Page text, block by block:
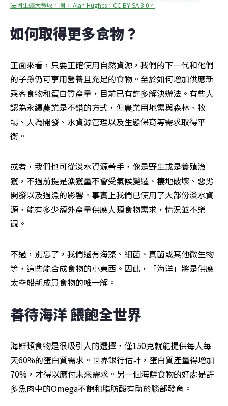
法國生蠔大豐收，圖： Alan Hughes，CC BY-SA 3.0。
如何取得更多食物？
正面來看，只要正確使用自然資源，我們的下一代和他們
的子孫仍可享用營養且充足的食物。至於如何增加供應新
乘客食物和蛋白質產量，目前已有許多解決辦法。有些人
認為永續農業是不錯的方式，但農業用地需與森林、牧
場、人為開發、水資源管理以及生態保育等需求取得平
衡。
或者，我們也可從淡水資源著手，像是野生或是養殖漁
獲，不過前提是漁獲量不會受氣候變遷、棲地破壞、惡劣
開發以及過漁的影響。事實上我們已使用了大部份淡水資
源，能有多少額外產量供應人類食物需求，情況並不樂
觀。
不過，別忘了，我們還有海藻、細菌、真菌或其他微生物
等，這些能合成食物的小東西。因此，「海洋」將是供應
太空船新成員食物的唯一解。
善待海洋 餵飽全世界
海鮮類食物是很吸引人的選擇，僅150克就能提供每人每
天60%的蛋白質需求。世界銀行估計，蛋白質產量得增加
70%，才得以應付未來需求。另一個海鮮食物的好處是許
多魚肉中的Omega不飽和脂肪酸有助於腦部發育。